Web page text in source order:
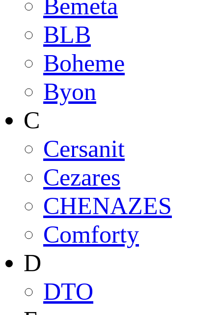
Bemeta
BLB
Boheme
Byon
C
Cersanit
Cezares
CHENAZES
Comforty
D
DTO